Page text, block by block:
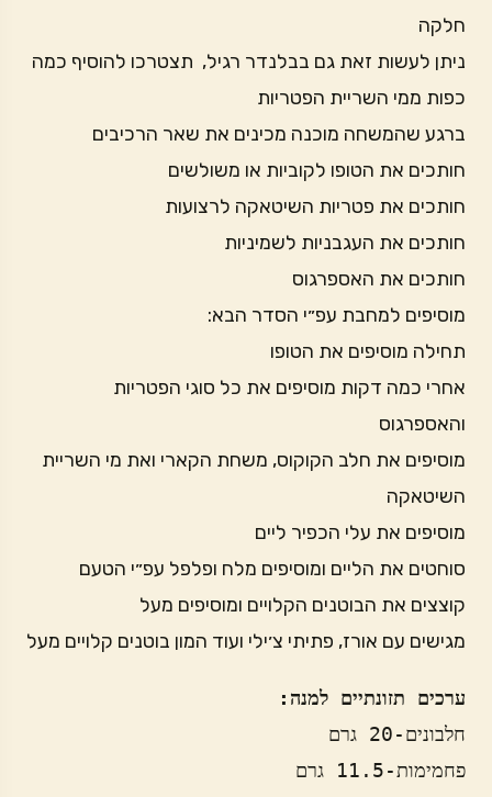
חלקה
ניתן לעשות זאת גם בבלנדר רגיל, תצטרכו להוסיף כמה
כפות ממי השריית הפטריות
ברגע שהמשחה מוכנה מכינים את שאר הרכיבים
חותכים את הטופו לקוביות או משולשים
חותכים את פטריות השיטאקה לרצועות
חותכים את העגבניות לשמיניות
חותכים את האספרגוס
מוסיפים למחבת עפ״י הסדר הבא:
תחילה מוסיפים את הטופו
אחרי כמה דקות מוסיפים את כל סוגי הפטריות
והאספרגוס
מוסיפים את חלב הקוקוס, משחת הקארי ואת מי השריית
השיטאקה
מוסיפים את עלי הכפיר ליים
סוחטים את הליים ומוסיפים מלח ופלפל עפ״י הטעם
קוצצים את הבוטנים הקלויים ומוסיפים מעל
מגישים עם אורז, פתיתי צ׳ילי ועוד המון בוטנים קלויים מעל
ערכים תזונתיים למנה: